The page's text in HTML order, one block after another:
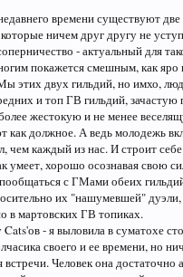
времени существуют
ничем друг другу не
- актуальный для
покажется смешным, как яро
этих двух гильдий, но имхо,
и топ ГВ гильдий, зачастую
жестокую и не менее
как должное. А ведь молодежь
чем каждый из нас. И строит
умеет, хорошо осознавая свою
с ГМами обеих
их "нашумевшей"
в мартовских ГВ топиках.
- я выловила в суматохе
своего и ее времени, но
встречи. Человек она